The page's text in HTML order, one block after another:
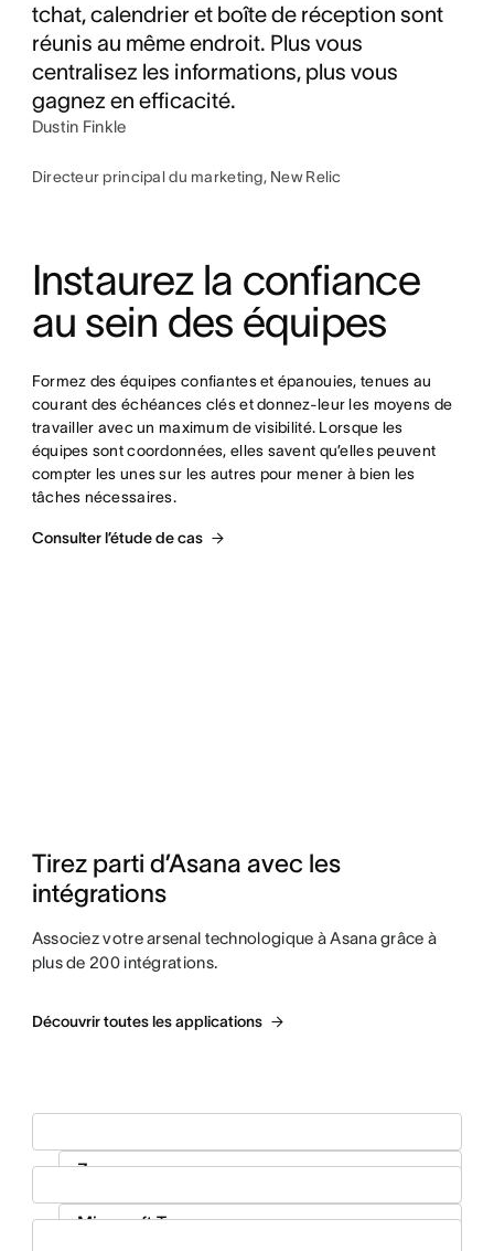
tchat, calendrier et boîte de réception sont
réunis au même endroit. Plus vous
centralisez les informations, plus vous
gagnez en efficacité.
Dustin Finkle
Directeur principal du marketing, New Relic
Instaurez la confiance
au sein des équipes
Formez des équipes confiantes et épanouies, tenues au
courant des échéances clés et donnez-leur les moyens de
travailler avec un maximum de visibilité. Lorsque les
équipes sont coordonnées, elles savent qu’elles peuvent
compter les unes sur les autres pour mener à bien les
tâches nécessaires.
Consulter l’étude de cas
Tirez parti d’Asana avec les
intégrations
Associez votre arsenal technologique à Asana grâce à
plus de 200 intégrations.
Découvrir toutes les applications